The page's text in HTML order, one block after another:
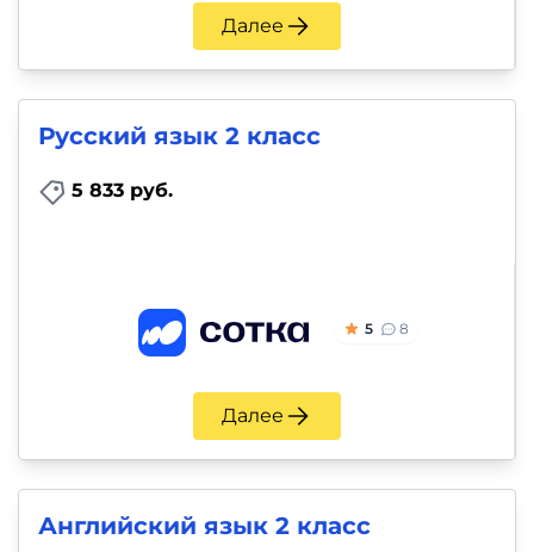
Далее
Русский язык 2 класс
5 833 руб.
5 8
Далее
Английский язык 2 класс